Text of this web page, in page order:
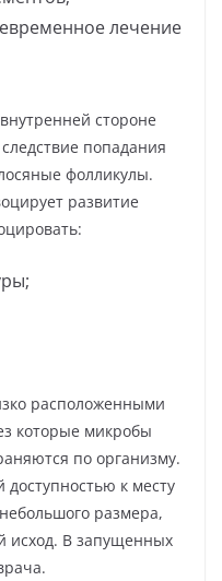
лечение
стороне
попадания
фолликулы.
развитие
расположенными
которые микробы
по организму.
к месту
размера,
исход. В запущенных